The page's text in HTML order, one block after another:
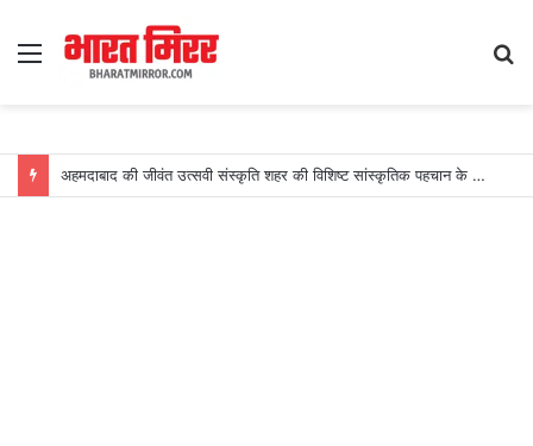
Menu
अहमदाबाद की जीवंत उत्सवी संस्कृति शहर की विशिष्ट सांस्कृतिक पहचान के रूप में उभरी: स्कायस्कैनर का खुलासा